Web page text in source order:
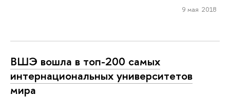
9 мая 2018
ВШЭ вошла в топ-200 самых
интернациональных университетов
мира